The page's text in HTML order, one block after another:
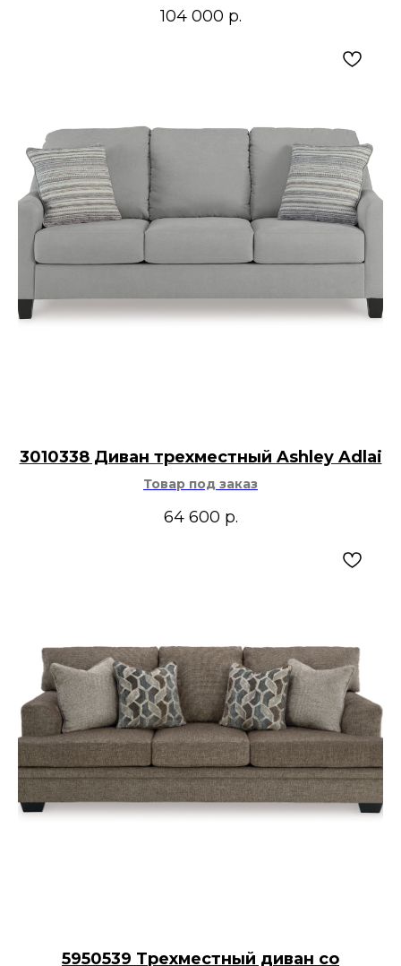
104 000 р.
3010338 Диван трехместный Ashley Adlai
Товар под заказ
64 600 р.
5950539 Трехместный диван со